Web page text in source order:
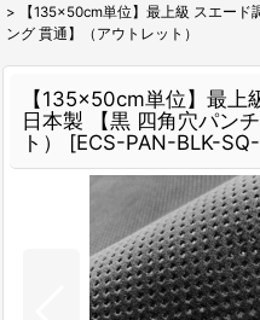
>
【135×50cm単位】最上級 スエー
ング 貫通】（アウトレット）
【135×50cm単位】最
日本製 【黒 四角穴パン
ト）
[ECS-PAN-BLK-